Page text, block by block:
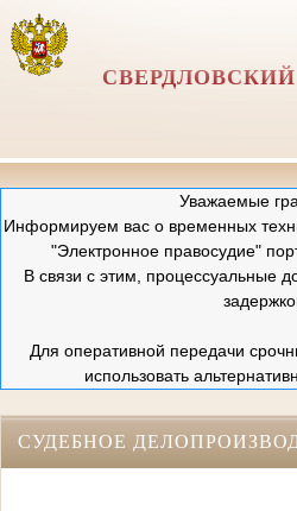
Уважаемые
Информируем вас о временных
"Электронное правосудие"
В связи с этим, процессуальные
Для оперативной передачи
использовать
СУДЕБНОЕ